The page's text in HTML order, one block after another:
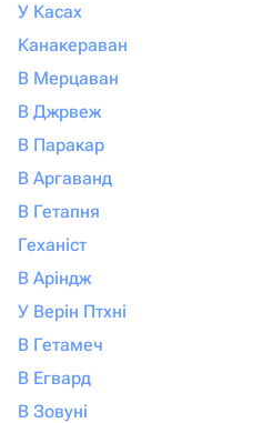
У Касах
Канакераван
В Мерцаван
В Джрвеж
В Паракар
В Аргаванд
В Гетапня
Геханіст
В Аріндж
У Верін Птхні
В Гетамеч
В Егвард
В Зовуні